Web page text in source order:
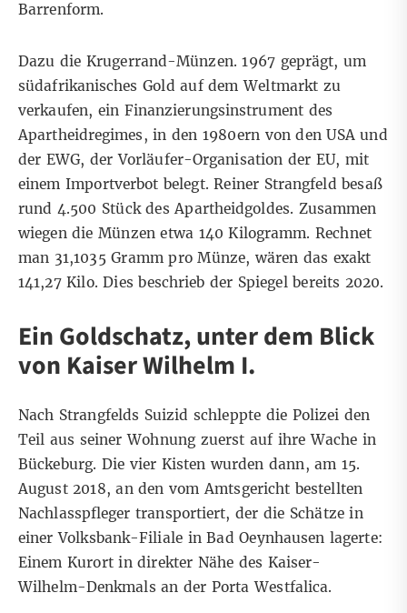
Barrenform.
Dazu die Krugerrand-Münzen. 1967 geprägt, um
südafrikanisches Gold auf dem Weltmarkt zu
verkaufen, ein Finanzierungsinstrument des
Apartheidregimes, in den 1980ern von den USA und
der EWG, der Vorläufer-Organisation der EU, mit
einem Importverbot belegt. Reiner Strangfeld besaß
rund 4.500 Stück des Apartheidgoldes. Zusammen
wiegen die Münzen etwa 140 Kilogramm. Rechnet
man 31,1035 Gramm pro Münze, wären das exakt
141,27 Kilo. Diesbeschrieb der Spiegel bereits 2020.
Ein Goldschatz, unter dem Blick
von Kaiser Wilhelm I.
Nach Strangfelds Suizid schleppte die Polizei den
Teil aus seiner Wohnung zuerst auf ihre Wache in
Bückeburg. Die vier Kisten wurden dann, am 15.
August 2018, an den vom Amtsgericht bestellten
Nachlasspfleger transportiert, der die Schätze in
einer Volksbank-Filiale in Bad Oeynhausen lagerte:
Einem Kurort in direkter Nähe des Kaiser-
Wilhelm-Denkmals an der Porta Westfalica.